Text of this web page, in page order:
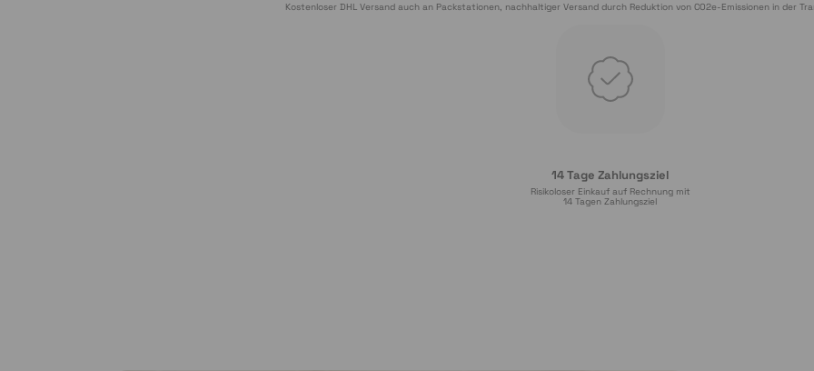
Kostenloser DHL Versand auch an Packstationen, nachhaltiger Versand durch Reduktion von CO2e-Emissionen in der
14 Tage Zahlungsziel
Risikoloser Einkauf auf Rechnung mit
14 Tagen Zahlungsziel